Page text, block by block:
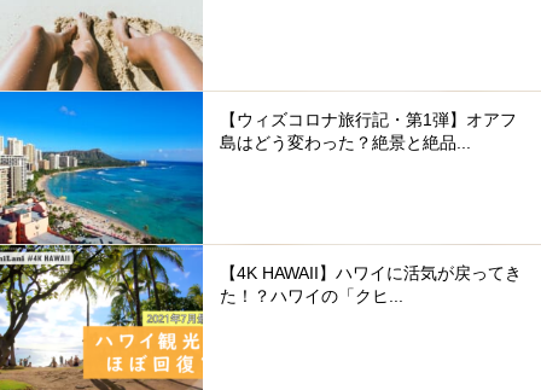
【ウィズコロナ旅行記・第1弾】オアフ
島はどう変わった？絶景と絶品...
【4K HAWAII】ハワイに活気が戻ってき
た！？ハワイの「クヒ...